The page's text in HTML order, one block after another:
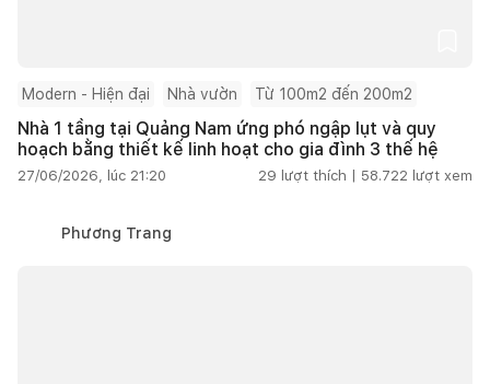
Modern - Hiện đại Nhà vườn Từ 100m2 đến 200m2
Nhà 1 tầng tại Quảng Nam ứng phó ngập lụt và quy
hoạch bằng thiết kế linh hoạt cho gia đình 3 thế hệ
27/06/2026, lúc 21:20 29 lượt thích | 58.722 lượt xem
Phương Trang